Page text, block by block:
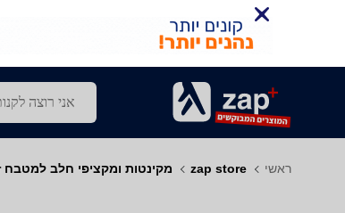
ראשי zap store מקינטות ומקציפי חלב למטבח Selmor